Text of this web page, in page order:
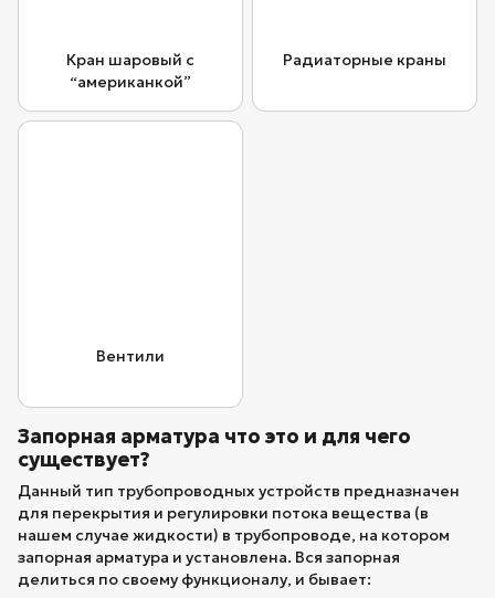
Запорная арматура что это и для чего
существует?
Данный тип трубопроводных устройств предназначен
для перекрытия и регулировки потока вещества (в
нашем случае жидкости) в трубопроводе, на котором
запорная арматура и установлена. Вся запорная
делиться по своему функционалу, и бывает:
Кран шаровый с
“американкой”
Радиаторные краны
Вентили